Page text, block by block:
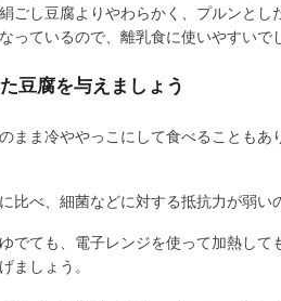
ごし豆腐よりやわらかく、プルンと
っているので、離乳食に使いやすいで
豆腐を与えましょう
まま冷ややっこにして食べることも
比べ、細菌などに対する抵抗力が弱い
でても、電子レンジを使って加熱し
ましょう。